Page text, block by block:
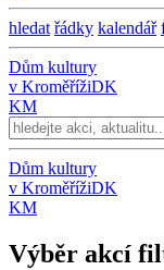
hledat řádky kalendář
Dům kultury
v KroměřížiDK
KM
Dům kultury
v KroměřížiDK
KM
Výběr akcí